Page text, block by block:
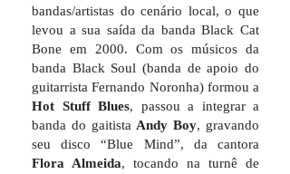
bandas/artistas do cenário local, o que
levou a sua saída da banda Black Cat
Bone em 2000. Com os músicos da
banda Black Soul (banda de apoio do
guitarrista Fernando Noronha) formou a
Hot Stuff Blues, passou a integrar a
banda do gaitista Andy Boy, gravando
seu disco “Blue Mind”, da cantora
Flora Almeida, tocando na turnê de